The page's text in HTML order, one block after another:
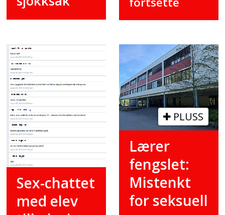
Sex-chattet
med elev
PLUSS
Lærer
fengslet:
Mistenkt
for seksuell